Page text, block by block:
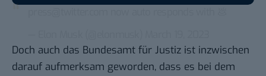
Doch auch das Bundesamt für Justiz ist inzwischen
darauf aufmerksam geworden, dass es bei dem